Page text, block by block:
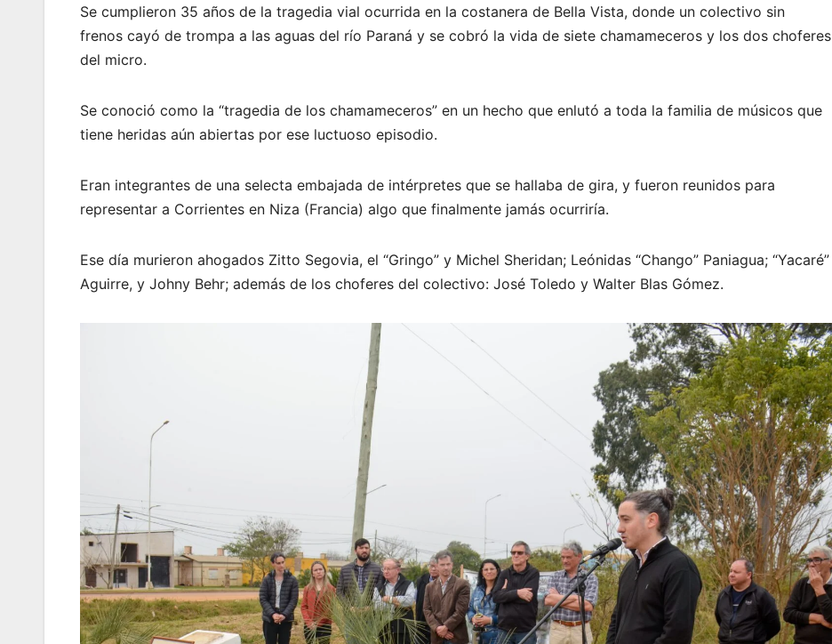
Se cumplieron 35 años de la tragedia vial ocurrida en la costanera de Bella Vista, donde un colectivo sin
frenos cayó de trompa a las aguas del río Paraná y se cobró la vida de siete chamameceros y los dos choferes
del micro.
Se conoció como la “tragedia de los chamameceros” en un hecho que enlutó a toda la familia de músicos que
tiene heridas aún abiertas por ese luctuoso episodio.
Eran integrantes de una selecta embajada de intérpretes que se hallaba de gira, y fueron reunidos para
representar a Corrientes en Niza (Francia) algo que finalmente jamás ocurriría.
Ese día murieron ahogados Zitto Segovia, el “Gringo” y Michel Sheridan; Leónidas “Chango” Paniagua; “Yacaré”
Aguirre, y Johny Behr; además de los choferes del colectivo: José Toledo y Walter Blas Gómez.